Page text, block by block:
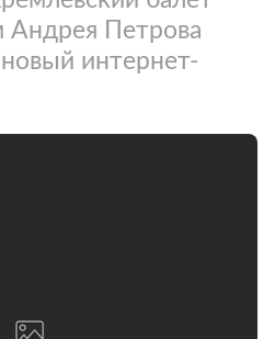
Андрея Петрова
интернет-